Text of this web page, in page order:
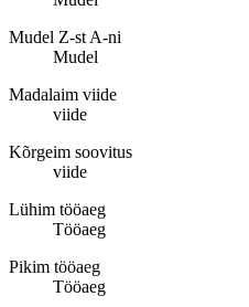
Mudel Z-st A-ni
Mudel
Madalaim viide
viide
Kõrgeim soovitus
viide
Lühim tööaeg
Tööaeg
Pikim tööaeg
Tööaeg